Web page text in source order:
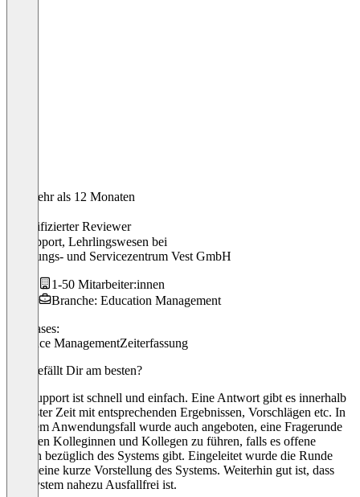
Vor mehr als 12 Monaten
Verifizierter Reviewer
IT-Support, Lehrlingswesen bei
Schulungs- und Servicezentrum Vest GmbH
1-50 Mitarbeiter:innen
Branche: Education Management
Use cases:
Absence ManagementZeiterfassung
Was gefällt Dir am besten?
Der Support ist schnell und einfach. Eine Antwort gibt es innerhalb
kürzester Zeit mit entsprechenden Ergebnissen, Vorschlägen etc. In
unserem Anwendungsfall wurde auch angeboten, eine Fragerunde
mit allen Kolleginnen und Kollegen zu führen, falls es offene
Fragen bezüglich des Systems gibt. Eingeleitet wurde die Runde
durch eine kurze Vorstellung des Systems. Weiterhin gut ist, dass
das System nahezu Ausfallfrei ist.